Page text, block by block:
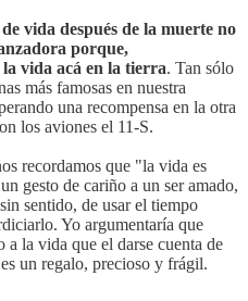
vida después de la muerte no
porque,
vida acá en la tierra. Tan sólo
más famosas en nuestra
una recompensa en la otra
los aviones el 11-S.
recordamos que "la vida es
gesto de cariño a un ser amado,
sentido, de usar el tiempo
Yo argumentaría que
a la vida que el darse cuenta de
un regalo, precioso y frágil.